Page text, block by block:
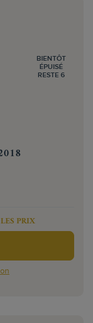
BIENTÔT
ÉPUISÉ
RESTE 6
PRIX